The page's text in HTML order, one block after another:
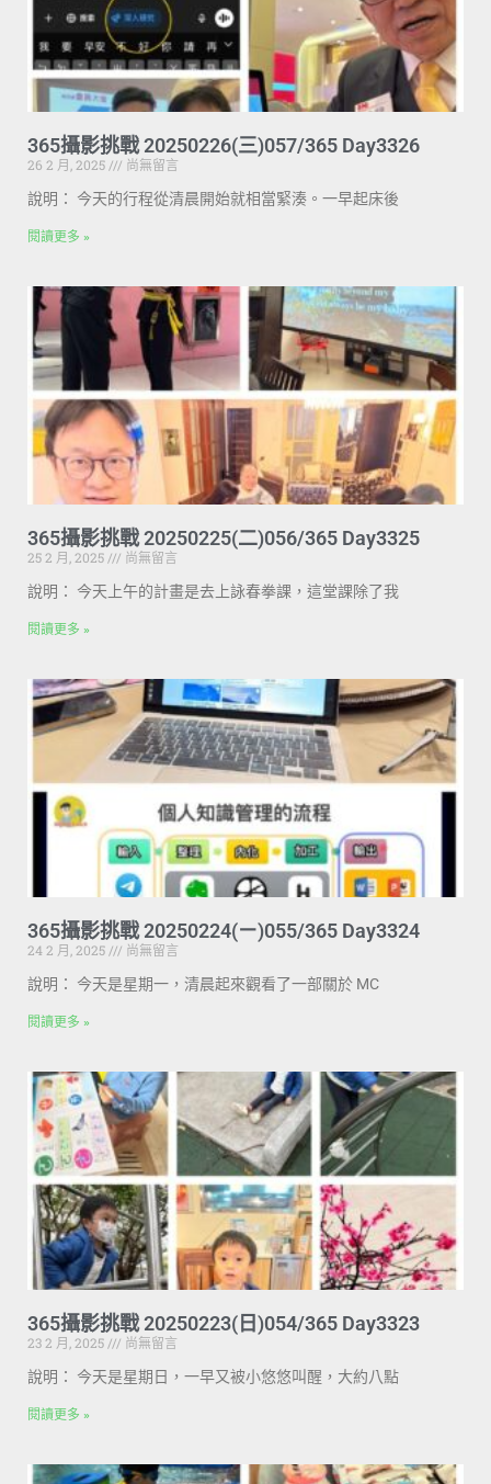
365攝影挑戰 20250226(三)057/365 Day3326
26 2 月, 2025
尚無留言
說明： 今天的行程從清晨開始就相當緊湊。一早起床後
閱讀更多 »
365攝影挑戰 20250225(二)056/365 Day3325
25 2 月, 2025
尚無留言
說明： 今天上午的計畫是去上詠春拳課，這堂課除了我
閱讀更多 »
365攝影挑戰 20250224(ㄧ)055/365 Day3324
24 2 月, 2025
尚無留言
說明： 今天是星期一，清晨起來觀看了一部關於 MC
閱讀更多 »
365攝影挑戰 20250223(日)054/365 Day3323
23 2 月, 2025
尚無留言
說明： 今天是星期日，一早又被小悠悠叫醒，大約八點
閱讀更多 »